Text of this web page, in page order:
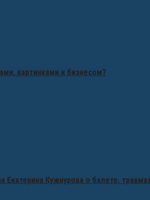
картинками и бизнесом?
Екатерина Кужнурова о балете,